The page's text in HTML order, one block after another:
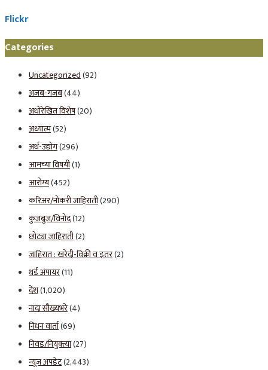
Flickr
Categories
Uncategorized(92)
अजब-गजब(44)
अधोरेखित विशेष(20)
अध्यात्म(52)
अर्थ-उद्योग(296)
आमच्या विषयी(1)
आरोग्य(452)
करिअर/नोकरी जाहिराती(290)
कुजबुज/विनोद(12)
छोट्या जाहिराती(2)
जाहिरात : खरेदी-विक्री व इतर(2)
थर्ड अंपायर(11)
देश(1,020)
नांदा सौख्यभरे(4)
निधन वार्ता(69)
निवड/नियुक्त्या(27)
न्यूज अपडेट(2,443)